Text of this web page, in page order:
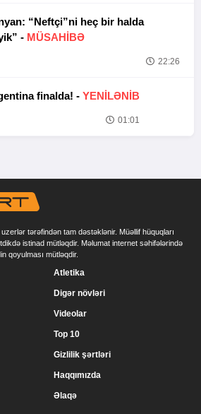
“Neftçi”ni heç bir halda
- MÜSAHİBƏ
22:26
finalda! - YENİLƏNİB
01:01
tərəfindən tam dəstəklənir. Müəllif hüquqları
istinad mütləqdir. Məlumat internet səhifələrində
qoyulması mütləqdir.
Atletika
Digər növləri
Videolar
Top 10
Gizlilik şərtləri
Haqqımızda
Əlaqə